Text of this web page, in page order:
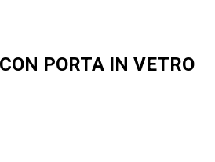
PORTA IN VETRO